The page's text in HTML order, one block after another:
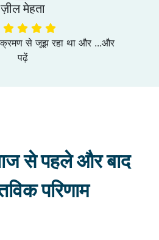
ज़ील मेहता
से जूझ रहा था और ...और
पढ़ें
से पहले और बाद
परिणाम